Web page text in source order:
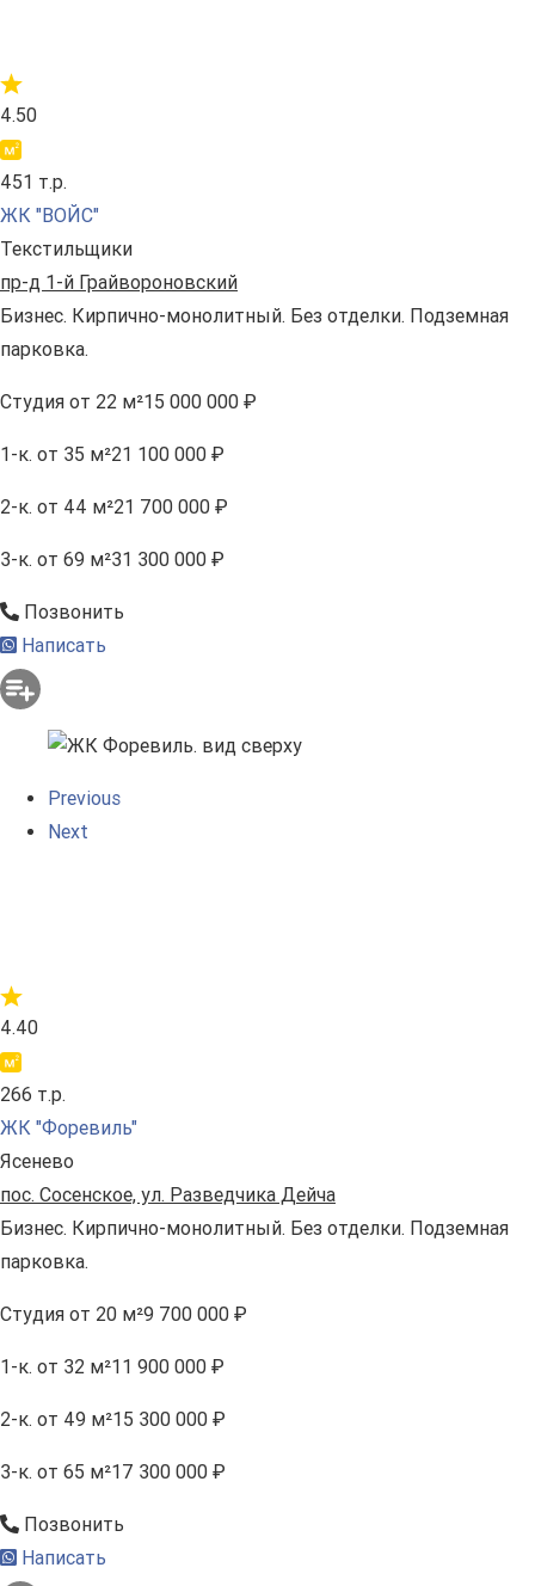
4.50
451 т.р.
ЖК "ВОЙС"
Текстильщики
пр-д 1-й Грайвороновский
Бизнес. Кирпично-монолитный. Без отделки. Подземная
парковка.
Студия от 22 м²15 000 000 ₽
1-к. от 35 м²21 100 000 ₽
2-к. от 44 м²21 700 000 ₽
3-к. от 69 м²31 300 000 ₽
Позвонить
Написать
Previous
Next
4.40
266 т.р.
ЖК "Форевиль"
Ясенево
пос. Сосенское, ул. Разведчика Дейча
Бизнес. Кирпично-монолитный. Без отделки. Подземная
парковка.
Студия от 20 м²9 700 000 ₽
1-к. от 32 м²11 900 000 ₽
2-к. от 49 м²15 300 000 ₽
3-к. от 65 м²17 300 000 ₽
Позвонить
Написать